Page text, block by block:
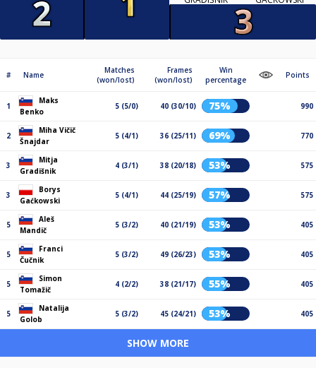
# Name
Matches
(won/lost)
Frames
(won/lost)
Win
percentage
Points
1
Maks
Benko
5 (5/0) 40 (30/10) 75% 990
2
Miha Vičič
Šnajdar
5 (4/1) 36 (25/11) 69% 770
3
Mitja
Gradišnik
4 (3/1) 38 (20/18) 53% 575
3
Borys
Gaćkowski
5 (4/1) 44 (25/19) 57% 575
5
Aleš
Mandič
5 (3/2) 40 (21/19) 53% 405
5
Franci
Čučnik
5 (3/2) 49 (26/23) 53% 405
5
Simon
Tomažič
4 (2/2) 38 (21/17) 55% 405
5
Natalija
Golob
5 (3/2) 45 (24/21) 53% 405
SHOW MORE